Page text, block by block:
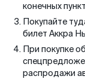
конечных
Покупайте
билет Аккра
При покупке
распродажи